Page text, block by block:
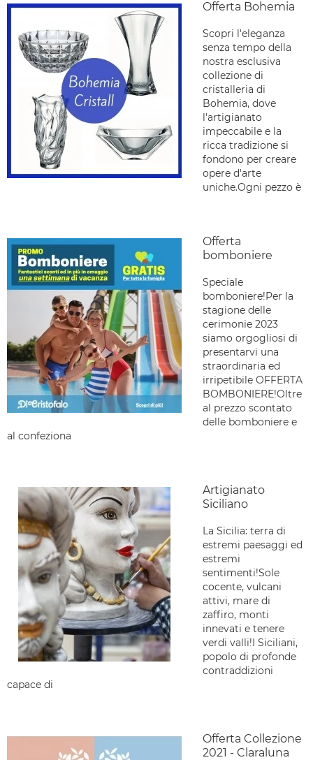
Offerta Bohemia
Scopri l'eleganza
senza tempo della
nostra esclusiva
collezione di
cristalleria di
Bohemia, dove
l'artigianato
impeccabile e la
ricca tradizione si
fondono per creare
opere d'arte
uniche.Ogni pezzo è
Offerta
bomboniere
Speciale
bomboniere!Per la
stagione delle
cerimonie 2023
siamo orgogliosi di
presentarvi una
straordinaria ed
irripetibile OFFERTA
BOMBONIERE!Oltre
al prezzo scontato
delle bomboniere e
al confeziona
Artigianato
Siciliano
La Sicilia: terra di
estremi paesaggi ed
estremi
sentimenti!Sole
cocente, vulcani
attivi, mare di
zaffiro, monti
innevati e tenere
verdi valli!I Siciliani,
popolo di profonde
contraddizioni
capace di
Offerta Collezione
2021 - Claraluna